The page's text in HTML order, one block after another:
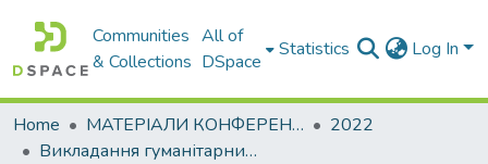
Communities
& Collections
All of
DSpace
Statistics Log In
Home МАТЕРІАЛИ КОНФЕРЕНЦІЙ
2022
Викладання гуманітарних та українознавчих дисциплін засобами дистанційного навчання: теорія і практика закладів вищої освіти